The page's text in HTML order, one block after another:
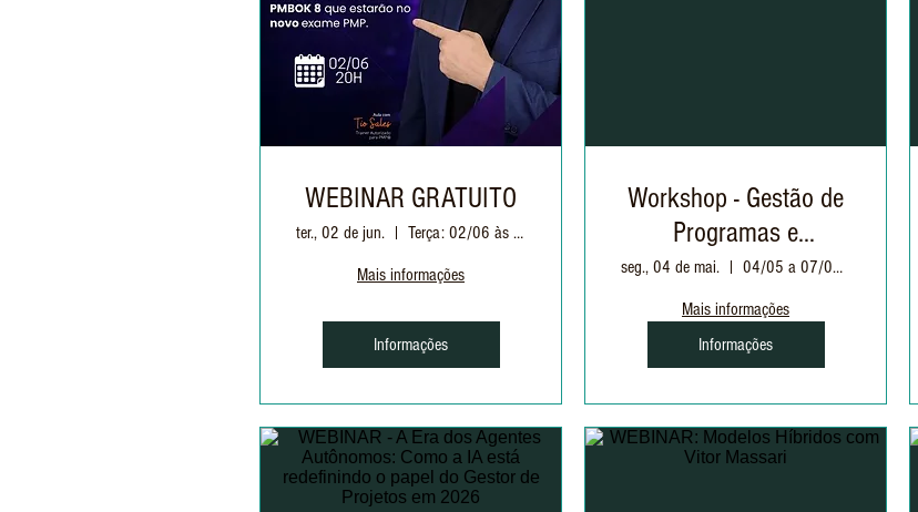
WEBINAR GRATUITO
ter., 02 de jun. Terça: 02/06 às 20h
Mais informações
Informações
Workshop - Gestão de
Programas e
Portifólios de Projetos
seg., 04 de mai. 04/05 a 07/05 - 19h às 22h
Mais informações
Informações